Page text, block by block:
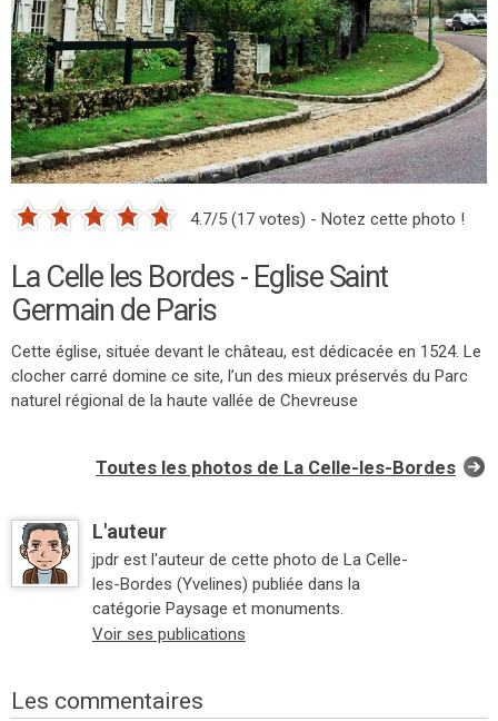
4.7/5 (17 votes) - Notez cette photo !
La Celle les Bordes - Eglise Saint
Germain de Paris
Cette église, située devant le château, est dédicacée en 1524. Le
clocher carré domine ce site, l’un des mieux préservés du Parc
naturel régional de la haute vallée de Chevreuse
Toutes les photos de La Celle-les-Bordes
L'auteur
jpdr est l'auteur de cette photo de La Celle-
les-Bordes (Yvelines) publiée dans la
catégorie Paysage et monuments.
Voir ses publications
Les commentaires